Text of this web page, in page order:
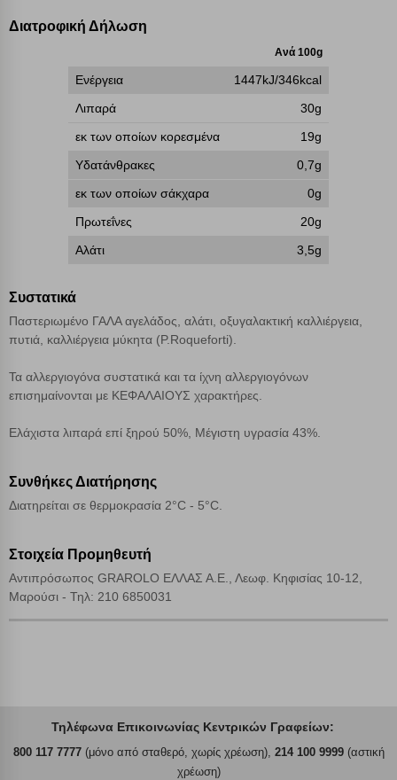
Διατροφική Δήλωση
Ανά 100g
Ενέργεια
1447kJ/346kcal
Λιπαρά
30g
εκ των οποίων κορεσμένα
19g
Υδατάνθρακες
0,7g
εκ των οποίων σάκχαρα
0g
Πρωτεΐνες
20g
Αλάτι
3,5g
Συστατικά
Παστεριωμένο ΓΑΛΑ αγελάδος, αλάτι, οξυγαλακτική καλλιέργεια,
πυτιά, καλλιέργεια μύκητα (P.Roqueforti).
Τα αλλεργιογόνα συστατικά και τα ίχνη αλλεργιογόνων
επισημαίνονται με ΚΕΦΑΛΑΙΟΥΣ χαρακτήρες.
Ελάχιστα λιπαρά επί ξηρού 50%, Μέγιστη υγρασία 43%.
Συνθήκες Διατήρησης
Διατηρείται σε θερμοκρασία 2°C - 5°C.
Στοιχεία Προμηθευτή
Αντιπρόσωπος GRAROLO ΕΛΛΑΣ Α.Ε., Λεωφ. Κηφισίας 10-12,
Μαρούσι - Τηλ: 210 6850031
Τηλέφωνα Επικοινωνίας Κεντρικών Γραφείων:
800 117 7777(μόνο από σταθερό, χωρίς χρέωση), 214 100 9999(αστική
χρέωση)
χρήσης των υπηρεσιών μας.
Λειτουργικά cookies
Cookies στόχευσης
Απόρριψη όλων
Αποδοχή όλων